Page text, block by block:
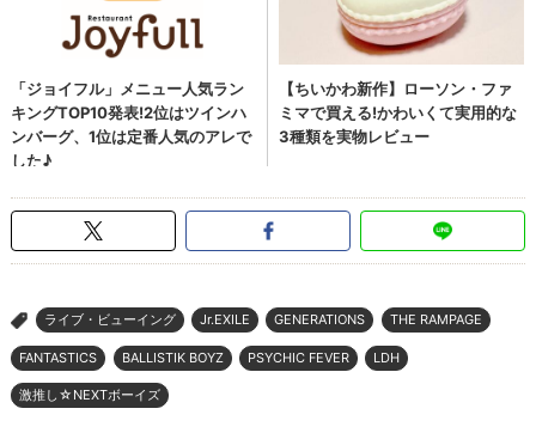
> ライブ・ビューイング Jr.EXILE GENERATIONS THE RAMPAGE
FANTASTICS BALLISTIK BOYZ PSYCHIC FEVER LDH
激推し☆NEXTボーイズ